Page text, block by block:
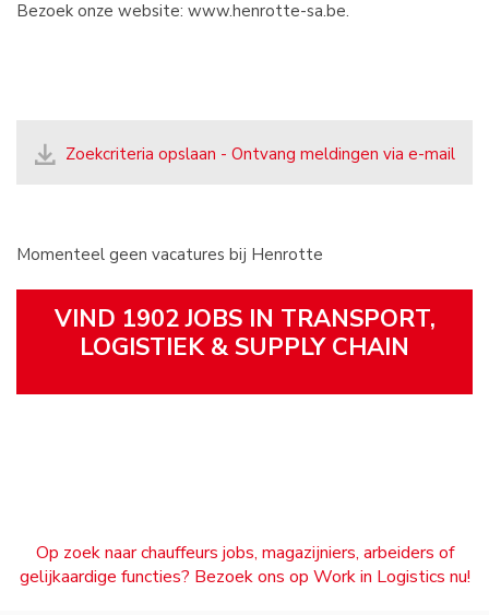
Bezoek onze website: www.henrotte-sa.be.
Zoekcriteria opslaan - Ontvang meldingen via e-mail
Momenteel geen vacatures bij Henrotte
VIND 1902 JOBS IN TRANSPORT,
LOGISTIEK & SUPPLY CHAIN
Op zoek naar chauffeurs jobs, magazijniers, arbeiders of
gelijkaardige functies? Bezoek ons op Work in Logistics nu!